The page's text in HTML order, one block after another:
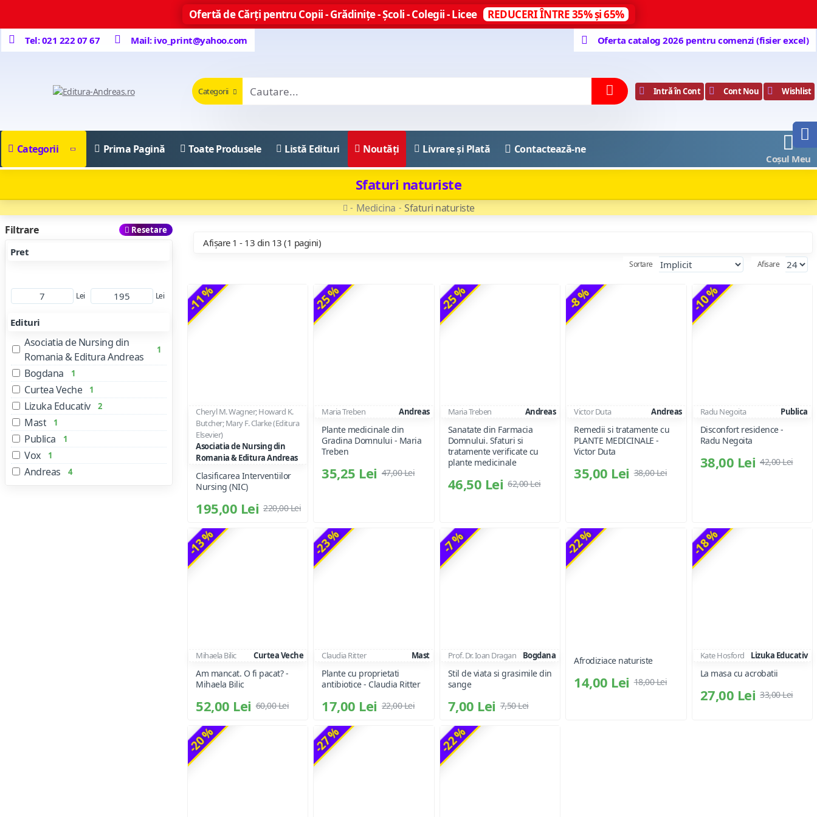
Ofertă de Cărți pentru Copii - Grădinițe - Școli - Colegii - Licee REDUCERI ÎNTRE 35% și 65%
Tel: 021 222 07 67 Mail: ivo_print@yahoo.com Oferta catalog 2026 pentru comenzi (fisier excel)
Categorii Intră în Cont Cont Nou Wishlist
Categorii Prima Pagină Toate Produsele Listă Edituri Noutăți Livrare și Plată Contactează-ne
Coșul Meu
Medicina Sfaturi naturiste
Sfaturi naturiste
Filtrare Resetare
Pret
Lei Lei
Edituri
Asociatia de Nursing din
Romania & Editura Andreas
1
Bogdana 1
Curtea Veche 1
Lizuka Educativ 2
Mast 1
Publica 1
Vox 1
Andreas 4
Afișare 1 - 13 din 13 (1 pagini)
Sortare Afisare
-11 %
Cheryl M. Wagner; Howard K.
Butcher; Mary F. Clarke (Editura
Elsevier)
Asociatia de Nursing din
Romania & Editura Andreas
Clasificarea Interventiilor
Nursing (NIC)
195,00 Lei 220,00 Lei
-25 %
Maria Treben Andreas
Plante medicinale din
Gradina Domnului - Maria
Treben
35,25 Lei 47,00 Lei
-25 %
Maria Treben Andreas
Sanatate din Farmacia
Domnului. Sfaturi si
tratamente verificate cu
plante medicinale
46,50 Lei 62,00 Lei
-8 %
Victor Duta Andreas
Remedii si tratamente cu
PLANTE MEDICINALE -
Victor Duta
35,00 Lei 38,00 Lei
-10 %
Radu Negoita Publica
Disconfort residence -
Radu Negoita
38,00 Lei 42,00 Lei
-13 %
Mihaela Bilic Curtea Veche
Am mancat. O fi pacat? -
Mihaela Bilic
52,00 Lei 60,00 Lei
-23 %
Claudia Ritter Mast
Plante cu proprietati
antibiotice - Claudia Ritter
17,00 Lei 22,00 Lei
-7 %
Prof. Dr. Ioan Dragan Bogdana
Stil de viata si grasimile din
sange
7,00 Lei 7,50 Lei
-22 %
Afrodiziace naturiste
14,00 Lei 18,00 Lei
-18 %
Kate Hosford Lizuka Educativ
La masa cu acrobatii
27,00 Lei 33,00 Lei
-20 % -27 % -22 %